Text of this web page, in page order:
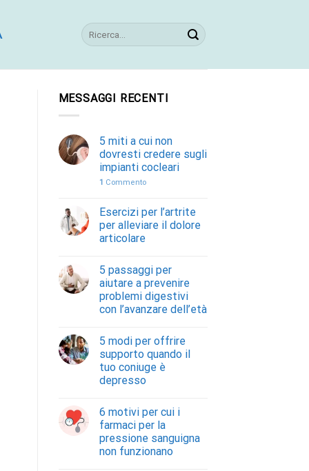
MESSAGGI RECENTI
5 miti a cui non
dovresti credere sugli
impianti cocleari
1 Commento
Esercizi per l’artrite
per alleviare il dolore
articolare
5 passaggi per
aiutare a prevenire
problemi digestivi
con l’avanzare dell’età
5 modi per offrire
supporto quando il
tuo coniuge è
depresso
6 motivi per cui i
farmaci per la
pressione sanguigna
non funzionano